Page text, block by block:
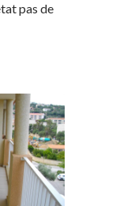
pas de